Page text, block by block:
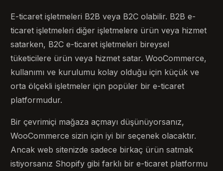
E-ticaret işletmeleri B2B veya B2C olabilir. B2B e-
ticaret işletmeleri diğer işletmelere ürün veya hizmet
satarken, B2C e-ticaret işletmeleri bireysel
tüketicilere ürün veya hizmet satar. WooCommerce,
kullanımı ve kurulumu kolay olduğu için küçük ve
orta ölçekli işletmeler için popüler bir e-ticaret
platformudur.
Bir çevrimiçi mağaza açmayı düşünüyorsanız,
WooCommerce sizin için iyi bir seçenek olacaktır.
Ancak web sitenizde sadece birkaç ürün satmak
istiyorsanız Shopify gibi farklı bir e-ticaret platformu